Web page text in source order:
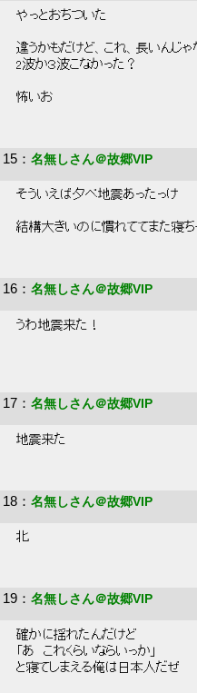
やっとおちついた
違うかもだけど、これ、長いんじゃ
2波か３波こなかった？
怖いお
15 ： 名無しさん＠故郷VIP
そういえば夕べ地震あったっけ
結構大きいのに慣れててまた寝
16 ： 名無しさん＠故郷VIP
うわ地震来た！
17 ： 名無しさん＠故郷VIP
地震来た
18 ： 名無しさん＠故郷VIP
北
19 ： 名無しさん＠故郷VIP
確かに揺れたんだけど
「あ　これくらいならいっか」
と寝てしまえる俺は日本人だぜ